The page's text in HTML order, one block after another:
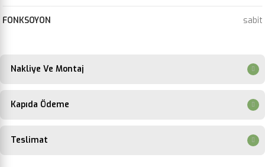
FONKSOYON sabit
Nakliye Ve Montaj
Kapıda Ödeme
Teslimat